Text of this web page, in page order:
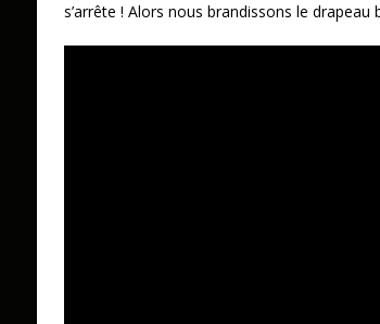
s’arrête ! Alors nous brandissons le drapeau